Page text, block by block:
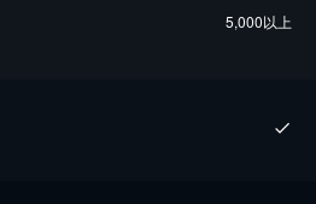
5,000以上